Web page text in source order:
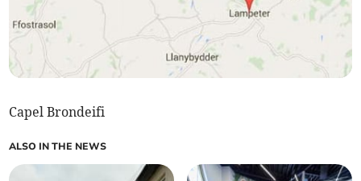
Capel Brondeifi
ALSO IN THE NEWS